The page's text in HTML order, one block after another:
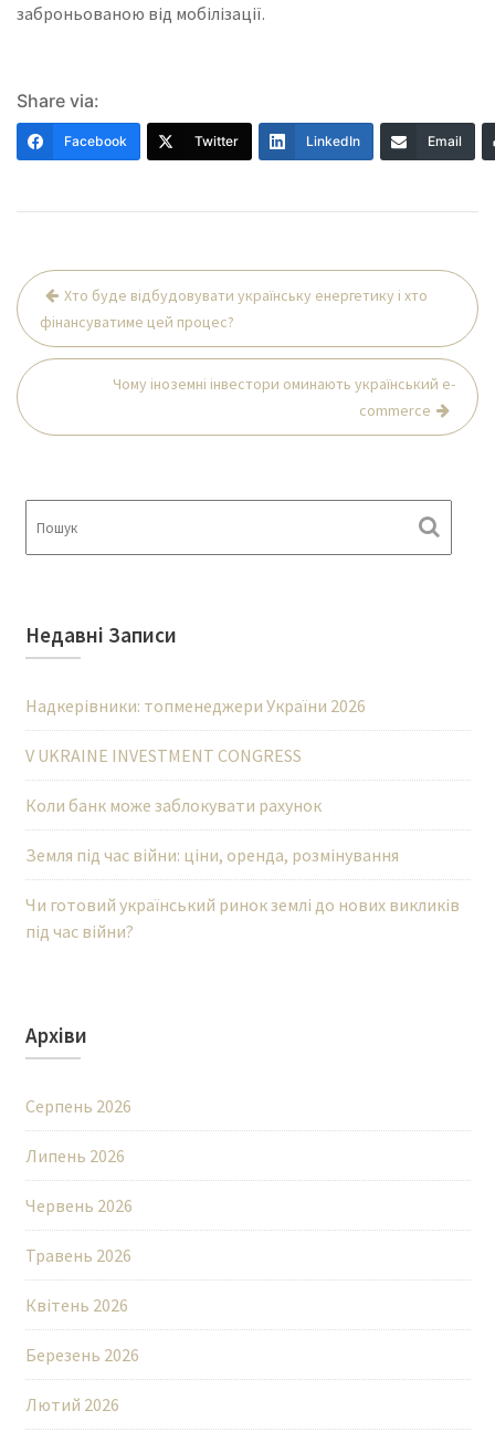
заброньованою від мобілізації.
Share via:
Facebook Twitter LinkedIn Email
Навігація
записів
Хто буде відбудовувати українську енергетику і хто
фінансуватиме цей процес?
Чому іноземні інвестори оминають український e-
commerce
Недавні Записи
Надкерівники: топменеджери України 2026
V UKRAINE INVESTMENT CONGRESS
Коли банк може заблокувати рахунок
Земля під час війни: ціни, оренда, розмінування
Чи готовий український ринок землі до нових викликів
під час війни?
Архіви
Серпень 2026
Липень 2026
Червень 2026
Травень 2026
Квітень 2026
Березень 2026
Лютий 2026